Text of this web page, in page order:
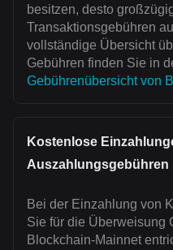
besitzen, desto
Transaktionsgebühren
vollständige Übersicht
Gebühren finden Sie in
Gebührenübersicht von
Kostenlose
Auszahlungsgebühren
Bei der Einzahlung von
Sie für die Überweisung
Blockchain-Mainnet